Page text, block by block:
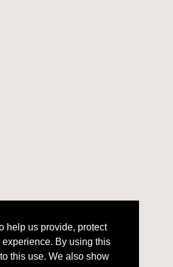
By using this
this use. We also show
by sharing your data
help us provide, protect
By using this
this use. We also show